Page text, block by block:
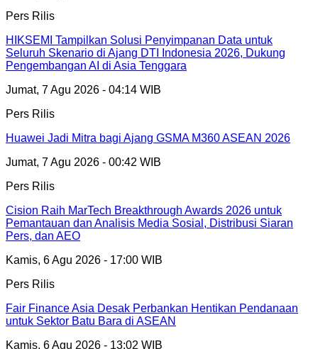
Pers Rilis
HIKSEMI Tampilkan Solusi Penyimpanan Data untuk
Seluruh Skenario di Ajang DTI Indonesia 2026, Dukung
Pengembangan AI di Asia Tenggara
Jumat, 7 Agu 2026 - 04:14 WIB
Pers Rilis
Huawei Jadi Mitra bagi Ajang GSMA M360 ASEAN 2026
Jumat, 7 Agu 2026 - 00:42 WIB
Pers Rilis
Cision Raih MarTech Breakthrough Awards 2026 untuk
Pemantauan dan Analisis Media Sosial, Distribusi Siaran
Pers, dan AEO
Kamis, 6 Agu 2026 - 17:00 WIB
Pers Rilis
Fair Finance Asia Desak Perbankan Hentikan Pendanaan
untuk Sektor Batu Bara di ASEAN
Kamis, 6 Agu 2026 - 13:02 WIB